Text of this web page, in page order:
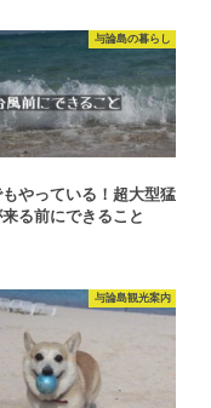
与論島の暮らし
やっている！超大型猛
る前にできること
与論島観光案内